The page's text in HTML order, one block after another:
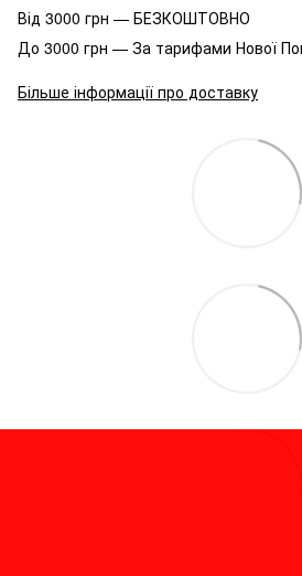
Від 3000 грн — БЕЗКОШТОВНО
До 3000 грн — За тарифами Нової
Більше інформації про доставку